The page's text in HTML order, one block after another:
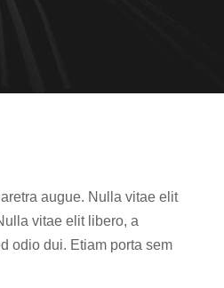
augue. Nulla vitae elit
vitae elit libero, a
odio dui. Etiam porta sem